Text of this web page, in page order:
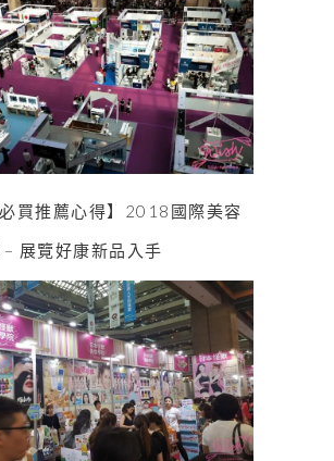
必買推薦心得】2018國際美容
展覽好康新品入手